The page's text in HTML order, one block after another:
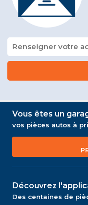
Vous êtes un
vos pièces autos à
Découvrez
Des centaines de